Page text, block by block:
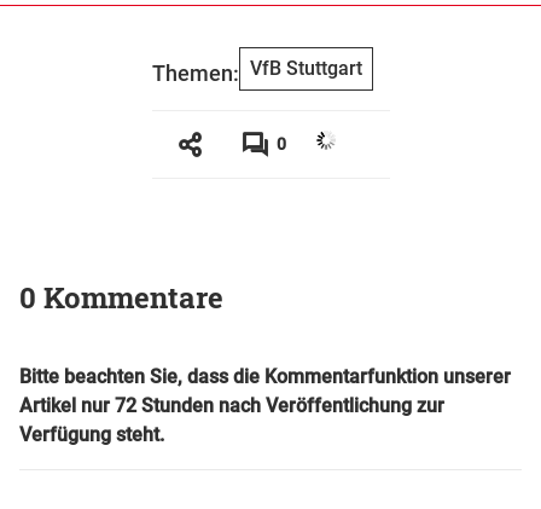
Themen: VfB Stuttgart
0
0 Kommentare
Bitte beachten Sie, dass die Kommentarfunktion unserer
Artikel nur 72 Stunden nach Veröffentlichung zur
Verfügung steht.